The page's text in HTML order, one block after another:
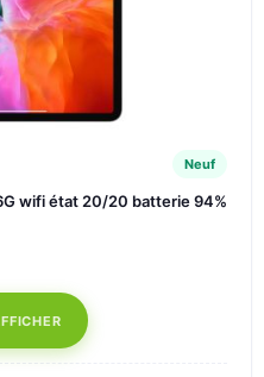
Neuf
wifi état 20/20 batterie 94%